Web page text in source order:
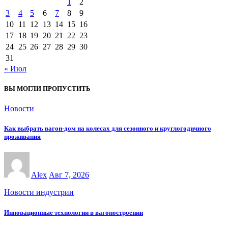
3
4 5 6 7 8
9
10 11 12 13 14 15 16
17 18 19 20 21 22 23
24 25 26 27 28 29 30
31
« Июл
ВЫ МОГЛИ ПРОПУСТИТЬ
Новости
Как выбрать вагон-дом на колесах для сезонного и круглогодичного
проживания
Alex Авг 7, 2026
Новости индустрии
Инновационные технологии в вагоностроении